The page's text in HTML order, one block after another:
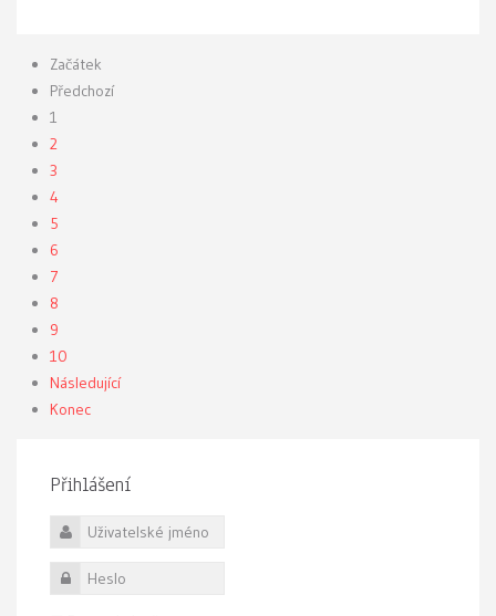
Začátek
Předchozí
1
2
3
4
5
6
7
8
9
10
Následující
Konec
Přihlášení
Uživatelské jméno
Heslo